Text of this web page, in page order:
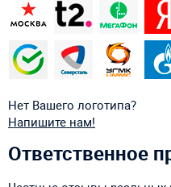
Нет Вашего логотипа?
Напишите нам!
Ответственное